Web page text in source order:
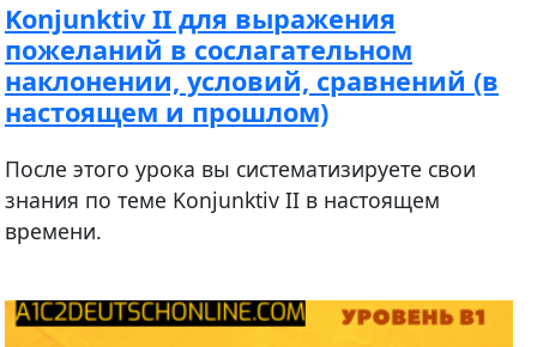
Konjunktiv II для выражения
пожеланий в сослагательном
наклонении, условий, сравнений (в
настоящем и прошлом)
После этого урока вы систематизируете свои
знания по теме Konjunktiv II в настоящем
времени.